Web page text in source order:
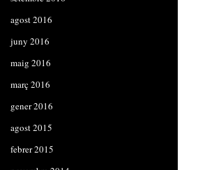
agost 2016
juny 2016
maig 2016
març 2016
gener 2016
agost 2015
febrer 2015